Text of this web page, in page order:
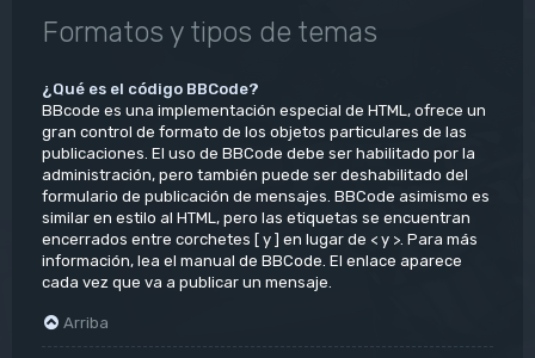
Formatos y tipos de temas
¿Qué es el código BBCode?
BBcode es una implementación especial de HTML, ofrece un
gran control de formato de los objetos particulares de las
publicaciones. El uso de BBCode debe ser habilitado por la
administración, pero también puede ser deshabilitado del
formulario de publicación de mensajes. BBCode asimismo es
similar en estilo al HTML, pero las etiquetas se encuentran
encerrados entre corchetes [ y ] en lugar de < y >. Para más
información, lea el manual de BBCode. El enlace aparece
cada vez que va a publicar un mensaje.
Arriba